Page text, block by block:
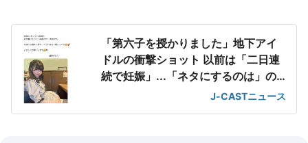
「第六子を授かりました」地下アイ
ドルの衝撃ショット 以前は「二日連
続で妊娠」...「ネタにするのは」の
J-CASTニュース